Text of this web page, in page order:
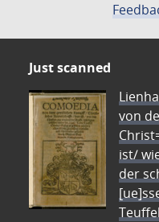
Just scanned
von
ist/
der